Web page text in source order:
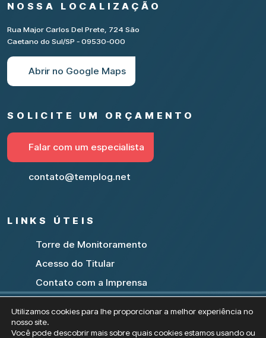
NOSSA LOCALIZAÇÃO
Rua Major Carlos Del Prete, 724 São
Caetano do Sul/SP - 09530-000
Abrir no Google Maps
SOLICITE UM ORÇAMENTO
Falar com um especialista
contato@templog.net
LINKS ÚTEIS
Torre de Monitoramento
Acesso do Titular
Contato com a Imprensa
Utilizamos cookies para lhe proporcionar a melhor experiência no
nosso site.
Você pode descobrir mais sobre quais cookies estamos usando ou